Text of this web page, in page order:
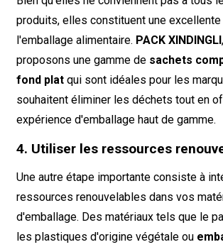
produits, elles constituent une
l'emballage alimentaire. PACK XINDINGLI
proposons une gamme de sachets
fond platqui sont idéales pour les
souhaitent éliminer les déchets tout en
expérience d'emballage haut de gamme.
4. Utiliser les ressources
Une autre étape importante consiste à
ressources renouvelables dans vos
d'emballage. Des matériaux tels que le
les plastiques d'origine végétale ou